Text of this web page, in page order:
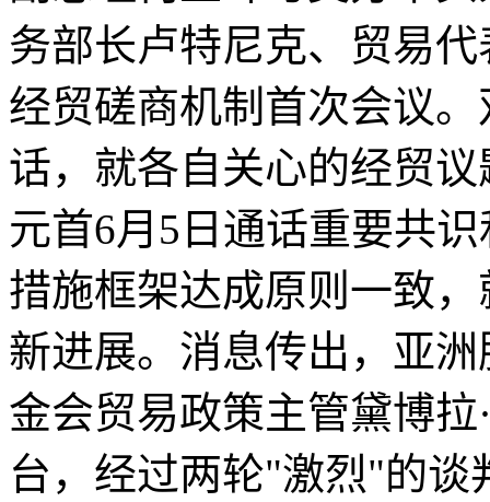
务部长卢特尼克、贸易
经贸磋商机制首次会议
话，就各自关心的经贸
元首6月5日通话重要共
措施框架达成原则一致
新进展。消息传出，亚
金会贸易政策主管黛博
台，经过两轮"激烈"的谈